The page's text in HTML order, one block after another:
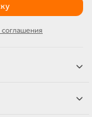
соглашения